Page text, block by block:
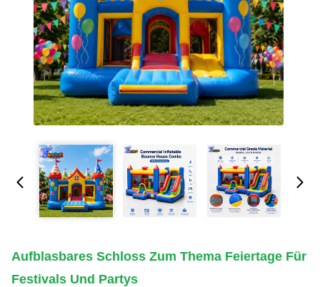
Aufblasbares Schloss Zum Thema Feiertage Für
Festivals Und Partys